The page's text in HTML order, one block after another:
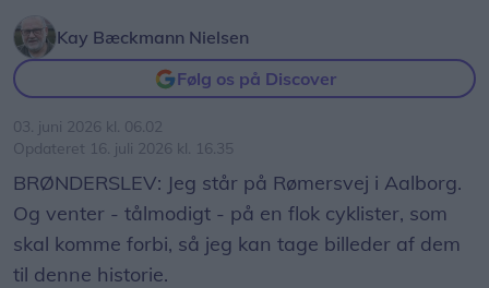
Kay Bæckmann Nielsen
Følg os på Discover
03. juni 2026 kl. 06.02
Opdateret 16. juli 2026 kl. 16.35
BRØNDERSLEV: Jeg står på Rømersvej i Aalborg.
Og venter - tålmodigt - på en flok cyklister, som
skal komme forbi, så jeg kan tage billeder af dem
til denne historie.